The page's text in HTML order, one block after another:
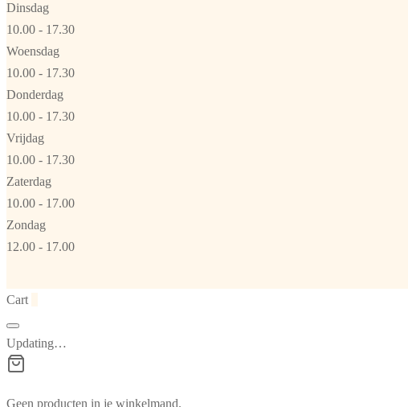
Dinsdag
10.00 - 17.30
Woensdag
10.00 - 17.30
Donderdag
10.00 - 17.30
Vrijdag
10.00 - 17.30
Zaterdag
10.00 - 17.00
Zondag
12.00 - 17.00
Cart
Updating…
Geen producten in je winkelmand.